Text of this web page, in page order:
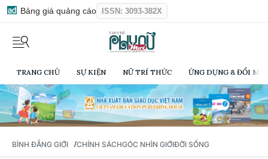
Bảng giá quảng cáo ISSN: 3093-382X
TRANG CHỦ SỰ KIỆN NỮ TRÍ THỨC ỨNG DỤNG & ĐỔI
BÌNH ĐẲNG GIỚI /CHÍNH SÁCHGÓC NHÌN GIỚIĐỜI SỐNG